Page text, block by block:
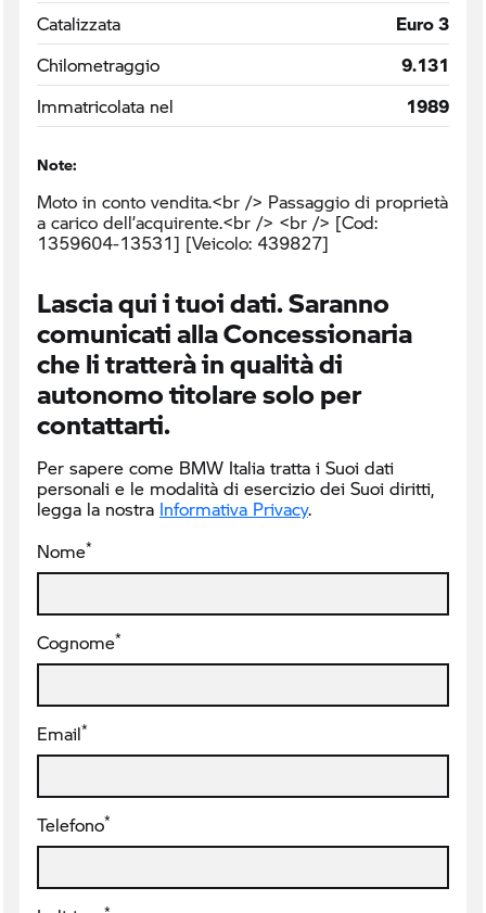
Catalizzata
Euro 3
Chilometraggio
9.131
Immatricolata nel
1989
Note:
Moto in conto vendita.<br /> Passaggio di proprietà
a carico dell’acquirente.<br /> <br /> [Cod:
1359604-13531] [Veicolo: 439827]
Lascia qui i tuoi dati. Saranno
comunicati alla Concessionaria
che li tratterà in qualità di
autonomo titolare solo per
contattarti.
Per sapere come BMW Italia tratta i Suoi dati
personali e le modalità di esercizio dei Suoi diritti,
legga la nostra Informativa Privacy.
Nome*
Cognome*
Email*
Telefono*